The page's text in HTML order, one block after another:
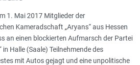
1. Mai 2017 Mitglieder der
Kameradschaft „Aryans“ aus Hessen
an einen blockierten Aufmarsch der Partei
in Halle (Saale) Teilnehmende des
mit Autos gejagt und eine unpolitische